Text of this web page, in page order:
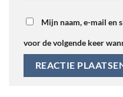
Mijn naam, e-mail en
voor de volgende keer